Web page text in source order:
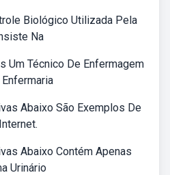
Biológico Utilizada Pela
Na
Um Técnico De Enfermagem
Abaixo São Exemplos De
Abaixo Contém Apenas
Urinário